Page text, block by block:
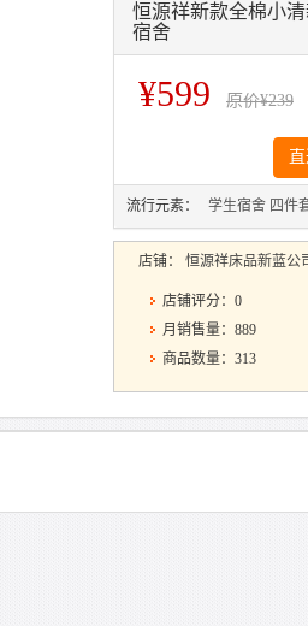
恒源祥新款全棉小
宿舍
¥599 原价¥239
流行元素： 学生宿舍 四件
店铺： 恒源祥床品新蓝公
店铺评分：0
月销售量：889
商品数量：313